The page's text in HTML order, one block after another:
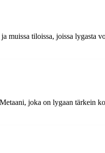
tiloissa, joissa lygasta
joka on lygaan tärkein